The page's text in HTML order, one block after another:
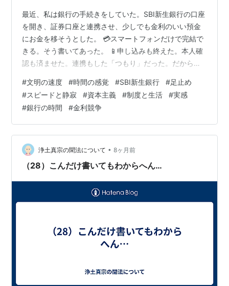
最近、私は銀行の手続きをしていた。SBI新生銀行の口座
を開き、証券口座と連携させ、少しでも金利のいい預金
にお金を移そうとした。 💳スマートフォンだけで完結で
きる。そう書いてあった。 📱申し込みも終えた。本人確
認も済ませた。連携もした「つもり」だった。だから、
そのくらいの時間感覚でいた。 ⏰——ここまでは、私の
完全な思い込みだった。現実に表示されたのは、静かで
無機質な小さな文字で書かれた一文だった。 「適用は、
翌々月からになります」 今ではない。来月でもない。そ
の、さらに先。 🌫️イラつくというより、拍子抜けに近い
感覚だった。 「え…？そうなんだ…
#文明の速度 #時間の感覚 #SBI新生銀行 #足止め
#スピードと静寂 #資本主義 #制度と生活 #実感
#銀行の時間 #金利競争
浄土真宗の聞法について • 8ヶ月前
（28）こんだけ書いてもわからへん…